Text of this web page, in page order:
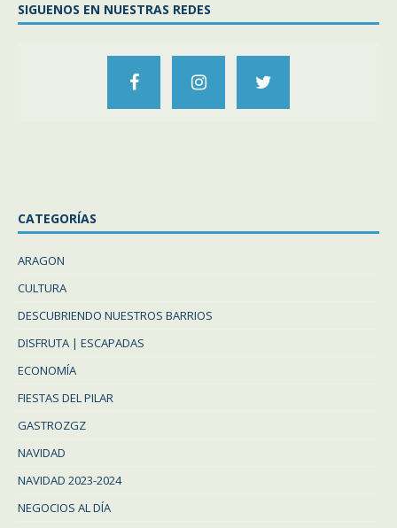
SIGUENOS EN NUESTRAS REDES
CATEGORÍAS
ARAGON
CULTURA
DESCUBRIENDO NUESTROS BARRIOS
DISFRUTA | ESCAPADAS
ECONOMÍA
FIESTAS DEL PILAR
GASTROZGZ
NAVIDAD
NAVIDAD 2023-2024
NEGOCIOS AL DÍA